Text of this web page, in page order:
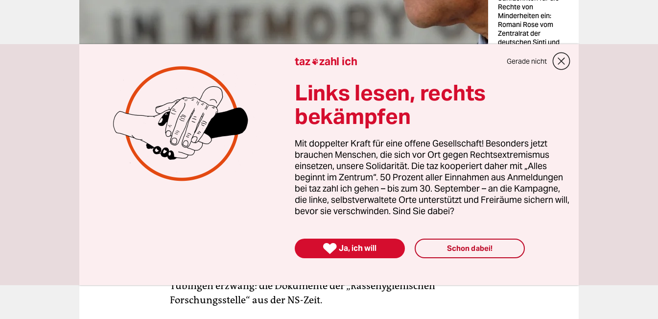
Rechte von
Minderheiten ein:
Romani Rose vom
Zentralrat der
deutschen Sinti und
Foto: Sven
Kaestner/AP Photo
Aus Berlin Klaus Hillenbrand
Als Romani Rose am 1. September 1981 zusammen mit gut drei
Handvoll Mitstreitern das Archiv der Universität Tübingen besetzte,
war er ein noch recht junger Mann, gerade 35 Jahre alt geworden.
Heute, mit 79, kehrt
der Vorsitzende des Zentralrats Deutscher Sinti
zurück zu den Anfängen seines Engagements für die Rechte
Michael Hollmann in Heidelberg einen Kooperationsvertrag
unterzeichnen – exakt 44 Jahre nach der Besetzung. Es geht um
Tübingen erzwang: die Dokumente der „Rassehygienischen
Forschungsstelle“ aus der NS-Zeit.
taz zahl ich Gerade nicht
Links lesen, rechts
bekämpfen
Mit doppelter Kraft für eine offene Gesellschaft! Besonders jetzt
brauchen Menschen, die sich vor Ort gegen Rechtsextremismus
einsetzen, unsere Solidarität. Die taz kooperiert daher mit „Alles
beginnt im Zentrum“. 50 Prozent aller Einnahmen aus Anmeldungen
bei taz zahl ich gehen – bis zum 30. September – an die Kampagne,
die linke, selbstverwaltete Orte unterstützt und Freiräume sichern will,
bevor sie verschwinden. Sind Sie dabei?
 Ja, ich will Schon dabei!